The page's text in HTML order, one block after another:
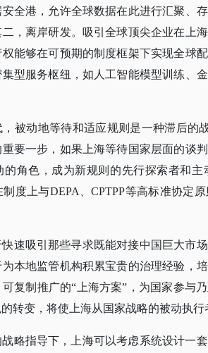
全港，允许全球数据在此进行汇聚、
，离岸研发。吸引全球顶尖企业在上
能够在可预期的制度框架下实现全球
型服务枢纽，如人工智能模型训练、
被动地等待和适应规则是一种滞后的
要一步，如果上海等待国家层面的谈
的角色，成为新规则的先行探索者和
度上与DEPA、CPTPP等高标准协定
速吸引那些寻求既能对接中国巨大市
本地监管机构积累宝贵的治理经验，
复制推广的“上海方案”，为国家参与
转变，将使上海从国家战略的被动执行
略指导下，上海可以考虑系统设计一